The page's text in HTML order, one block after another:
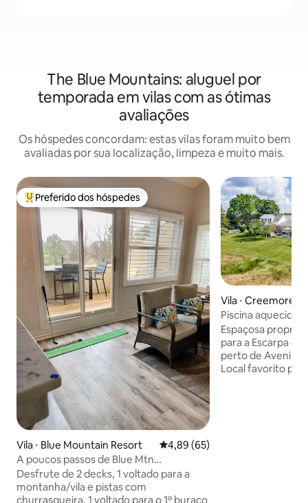
The Blue Mountains: aluguel por
temporada em vilas com as ótimas
avaliações
Os hóspedes concordam: estas vilas foram muito bem
avaliadas por sua localização, limpeza e muito mais.
Entre os melhores preferidos dos hóspedes
Preferido dos hóspedes
Vila ⋅ Blue Mountain Resort 4,89 de uma avaliação média
4,89 (65)
A poucos passos de Blue Mtn
Village/Espaço de trabalho/2
decks/Churrasco
Desfrute de 2 decks, 1 voltado para a
montanha/vila e pistas com
churrasqueira. 1 voltado para o 1º buraco
Vila ⋅ Creemore
Piscina
Mulmur Estate
Espaçosa
para a Escarpa
perto de
Local favorito